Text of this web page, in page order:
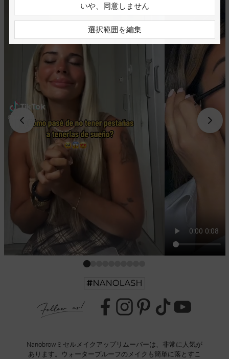
Nanobrowミセルメイクアップリムーバーは、非常に人気が
あります。ウォータープルーフのメイクも簡単に落とすこ
いや、同意しません
選択範囲を編集